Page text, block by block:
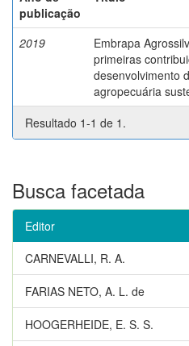
publicação
2019
Embrapa
primeiras
desenvolvimento
agropecuária
Resultado 1-1 de 1.
Busca facetada
Editor
CARNEVALLI, R. A.
FARIAS NETO, A. L. de
HOOGERHEIDE, E. S. S.